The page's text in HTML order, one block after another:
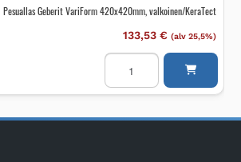
Pesuallas Geberit VariForm 420x420mm, valkoinen/KeraTect
133,53 € (alv 25,5%)
Pesuallas
Geberit
VariForm
420x420mm,